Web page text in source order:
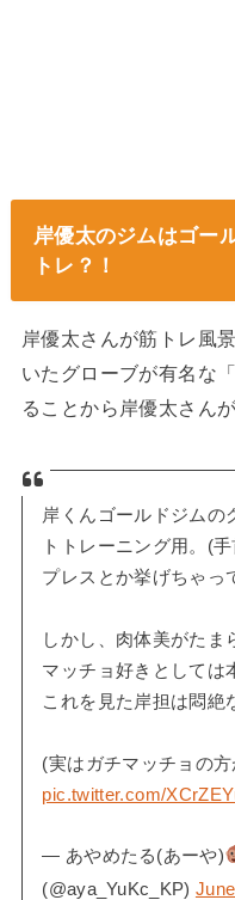
岸優太のジムはゴー
トレ？！
岸優太さんが筋トレ風
いたグローブが有名な「
ることから岸優太さん
岸くんゴールドジムの
トトレーニング用。(
プレスとか挙げちゃっ
しかし、肉体美がたま
マッチョ好きとしては
これを見た岸担は悶絶
(実はガチマッチョの
pic.twitter.com/
— あやめたる(あーや)
(@aya_YuKc_KP)